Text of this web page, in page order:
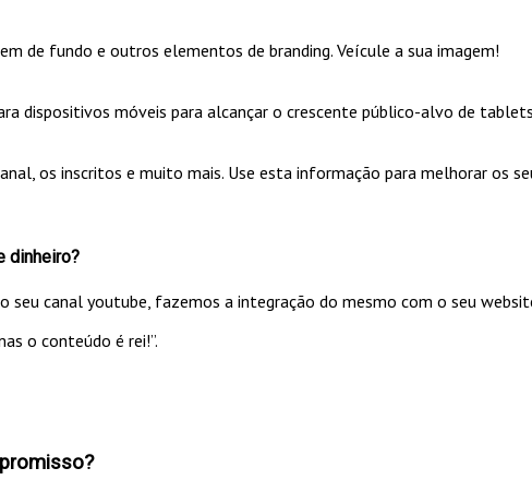
de fundo e outros elementos de branding. Veícule a sua imagem!
dispositivos móveis para alcançar o crescente público-alvo de
os inscritos e muito mais. Use esta informação para melhorar os
dinheiro?
seu canal youtube, fazemos a integração do mesmo com o seu
o conteúdo é rei!”.